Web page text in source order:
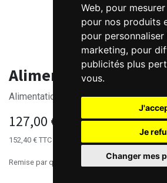
Web, pour
pour nos produits
pour
marketing, pour
publicités plus
vous.
Je
Changer mes
Alimentation 48V
Alimentation rail DIN 48V/10.5A
127,00 €
152,40 € TTC
Remise par quantités, nous consulter.